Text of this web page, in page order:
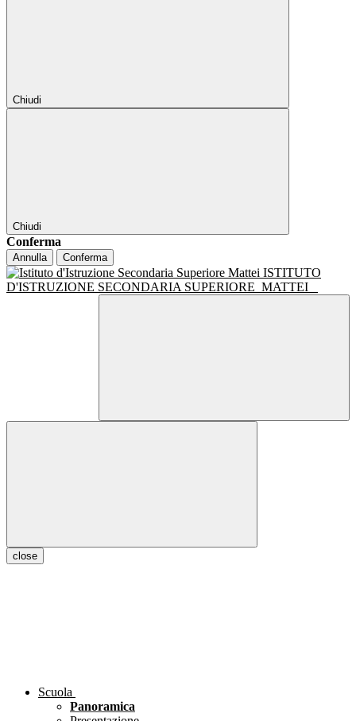
Chiudi
Chiudi
Conferma
Annulla Conferma
ISTITUTO
D'ISTRUZIONE SECONDARIA SUPERIORE MATTEI
close
Scuola
Panoramica